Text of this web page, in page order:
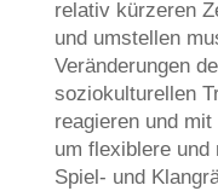
relativ kürzeren
und umstellen
Veränderungen
soziokulturellen
reagieren und
um flexiblere
Spiel- und